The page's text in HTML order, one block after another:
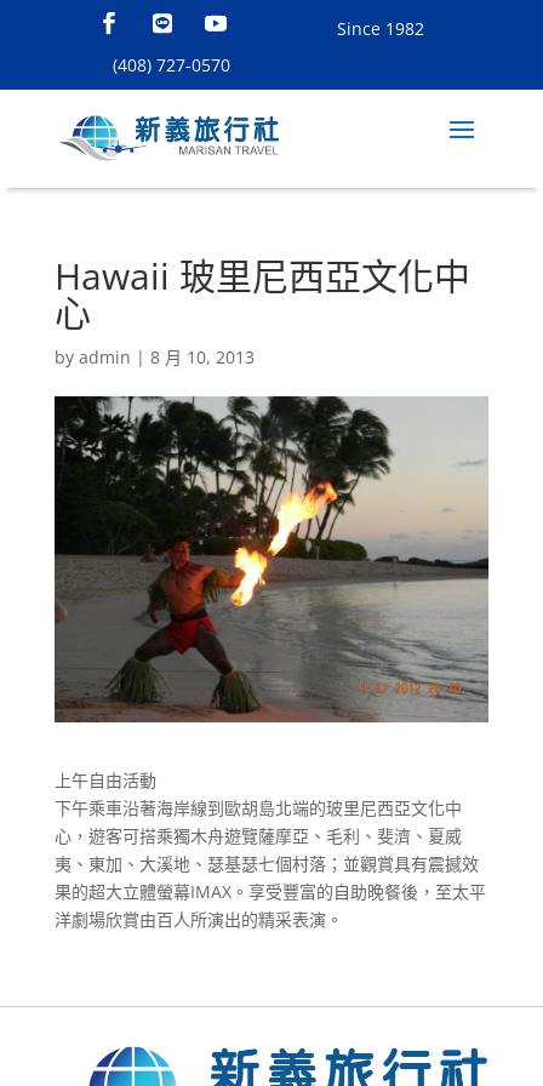
Since 1982
(408) 727-0570
Hawaii 玻里尼西亞文化中
心
by admin | 8 月 10, 2013
上午自由活動
下午乘車沿著海岸線到歐胡島北端的玻里尼西亞文化中
心，遊客可搭乘獨木舟遊覽薩摩亞、毛利、斐濟、夏威
夷、東加、大溪地、瑟基瑟七個村落；並觀賞具有震撼效
果的超大立體螢幕IMAX。享受豐富的自助晚餐後，至太平
洋劇場欣賞由百人所演出的精采表演。